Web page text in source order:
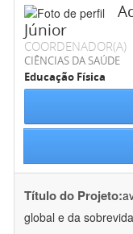
Júnior
COORDENADOR(A)
CIÊNCIAS DA SAÚDE
Educação Física
Título do Projeto:
global e da